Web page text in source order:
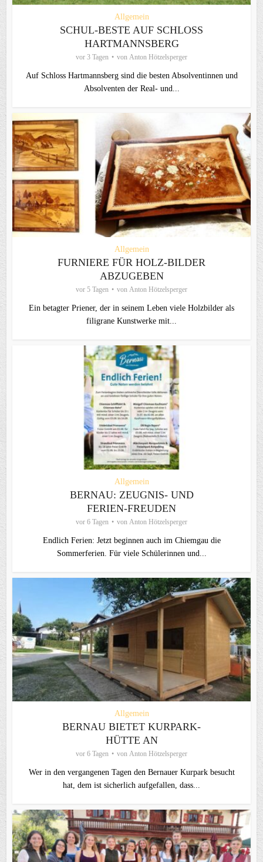
Allgemein
SCHUL-BESTE AUF SCHLOSS
HARTMANNSBERG
vor 3 Tagen von Anton Hötzelsperger
Auf Schloss Hartmannsberg sind die besten Absolventinnen und
Absolventen der Real- und...
Allgemein
FURNIERE FÜR HOLZ-BILDER
ABZUGEBEN
vor 5 Tagen von Anton Hötzelsperger
Ein betagter Priener, der in seinem Leben viele Holzbilder als
filigrane Kunstwerke mit...
Allgemein
BERNAU: ZEUGNIS- UND
FERIEN-FREUDEN
vor 6 Tagen von Anton Hötzelsperger
Endlich Ferien: Jetzt beginnen auch im Chiemgau die
Sommerferien. Für viele Schülerinnen und...
Allgemein
BERNAU BIETET KURPARK-
HÜTTE AN
vor 6 Tagen von Anton Hötzelsperger
Wer in den vergangenen Tagen den Bernauer Kurpark besucht
hat, dem ist sicherlich aufgefallen, dass...